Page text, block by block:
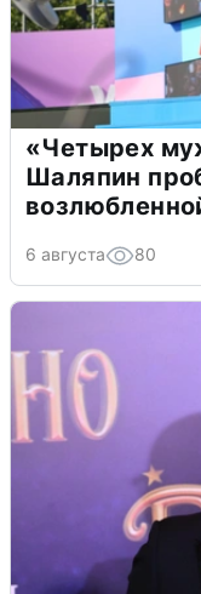
«Четырех
Шаляпин
6 августа 80